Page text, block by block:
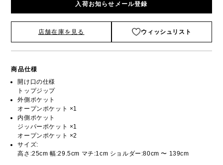
入荷お知らせメール登録
店舗在庫を見る ウィッシュリスト
商品仕様
開け口の仕様
トップジップ
外側ポケット
オープンポケット ×1
内側ポケット
ジッパーポケット ×1
オープンポケット ×2
サイズ:
高さ:25cm 幅:29.5cm マチ:1cm ショルダー:80cm 〜 139cm